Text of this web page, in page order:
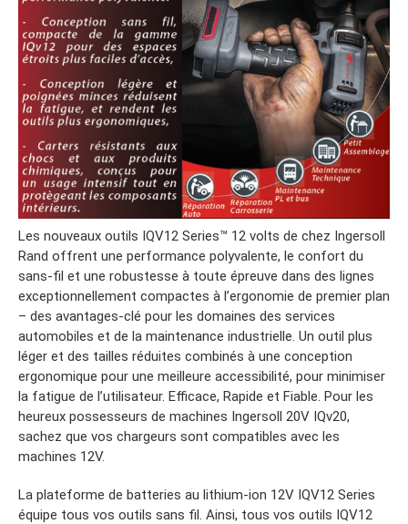
Les nouveaux outils IQV12 Series™ 12 volts de chez Ingersoll
Rand offrent une performance polyvalente, le confort du
sans-fil et une robustesse à toute épreuve dans des lignes
exceptionnellement compactes à l’ergonomie de premier plan
– des avantages-clé pour les domaines des services
automobiles et de la maintenance industrielle. Un outil plus
léger et des tailles réduites combinés à une conception
ergonomique pour une meilleure accessibilité, pour minimiser
la fatigue de l’utilisateur. Efficace, Rapide et Fiable. Pour les
heureux possesseurs de machines Ingersoll 20V IQv20,
sachez que vos chargeurs sont compatibles avec les
machines 12V.
La plateforme de batteries au lithium-ion 12V IQV12 Series
équipe tous vos outils sans fil. Ainsi, tous vos outils IQV12